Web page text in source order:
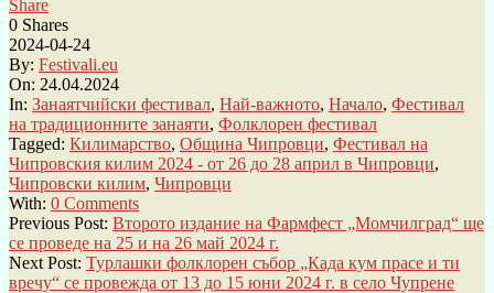
Share
0 Shares
2024-04-24
By: Festivali.eu
On: 24.04.2024
In: Занаятчийски фестивал, Най-важното, Начало, Фестивал
на традиционните занаяти, Фолклорен фестивал
Tagged: Килимарство, Община Чипровци, Фестивал на
Чипровския килим 2024 - от 26 до 28 април в Чипровци,
Чипровски килим, Чипровци
With: 0 Comments
Previous Post: Второто издание на Фармфест „Момчилград“ ще
се проведе на 25 и на 26 май 2024 г.
Next Post: Турлашки фолклорен събор „Када кум прасе и ти
вречу“ се провежда от 13 до 15 юни 2024 г. в село Чупрене